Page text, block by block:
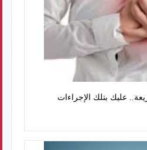
عليك بتلك الإجراءات